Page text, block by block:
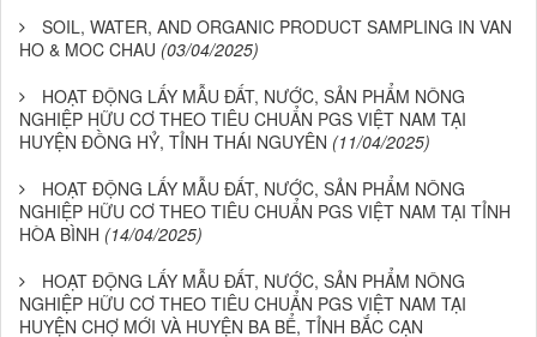
SOIL, WATER, AND ORGANIC PRODUCT SAMPLING IN VAN
HO & MOC CHAU (03/04/2025)
HOẠT ĐỘNG LẤY MẪU ĐẤT, NƯỚC, SẢN PHẨM NÔNG
NGHIỆP HỮU CƠ THEO TIÊU CHUẨN PGS VIỆT NAM TẠI
HUYỆN ĐỒNG HỶ, TỈNH THÁI NGUYÊN (11/04/2025)
HOẠT ĐỘNG LẤY MẪU ĐẤT, NƯỚC, SẢN PHẨM NÔNG
NGHIỆP HỮU CƠ THEO TIÊU CHUẨN PGS VIỆT NAM TẠI TỈNH
HÒA BÌNH (14/04/2025)
HOẠT ĐỘNG LẤY MẪU ĐẤT, NƯỚC, SẢN PHẨM NÔNG
NGHIỆP HỮU CƠ THEO TIÊU CHUẨN PGS VIỆT NAM TẠI
HUYỆN CHỢ MỚI VÀ HUYỆN BA BỂ, TỈNH BẮC CẠN